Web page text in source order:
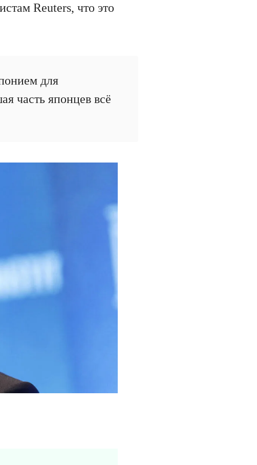
Reuters, что это
для
часть японцев всё